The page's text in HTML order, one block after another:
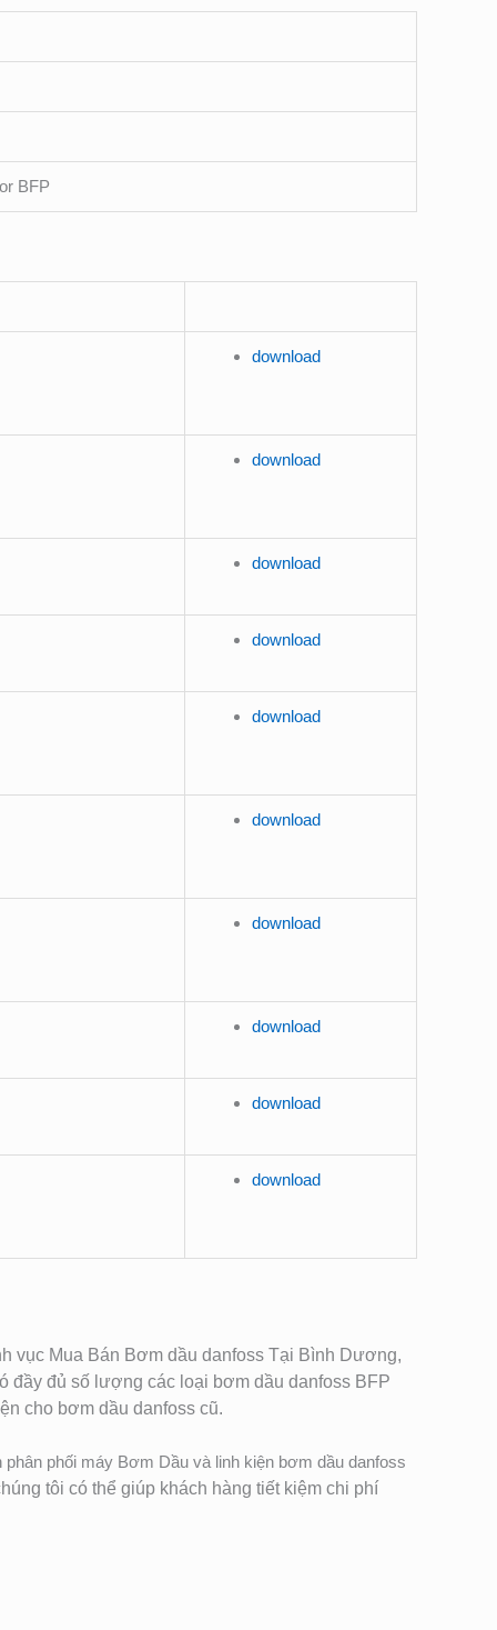
BFP
download
download
download
download
download
download
download
download
download
download
vục Mua Bán Bơm dầu danfoss Tại Bình Dương,
đầy đủ số lượng các loại bơm dầu danfoss BFP
cho bơm dầu danfoss cũ.
phối máy Bơm Dầu và linh kiện bơm dầu danfoss
tôi có thể giúp khách hàng tiết kiệm chi phí